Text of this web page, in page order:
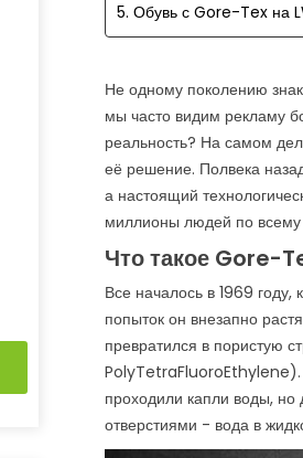
ТЕХНОЛОГИЯ MONOWRAP
ОТ LOWA
действительно кардинально
изменила подход к изготовлению
обуви. Теперь благодаря этой...
Читайте дальше
5. Обувь с Gore-Tex на
Не одному поколению
мы часто видим рекламу
реальность? На самом
её решение. Полвека
а настоящий
миллионы людей по
Что такое Gore-
Все началось в 1969
попыток он внезапно
превратился в пористую
PolyTetraFluoroEthylene).
проходили капли воды, но
отверстиями - вода в